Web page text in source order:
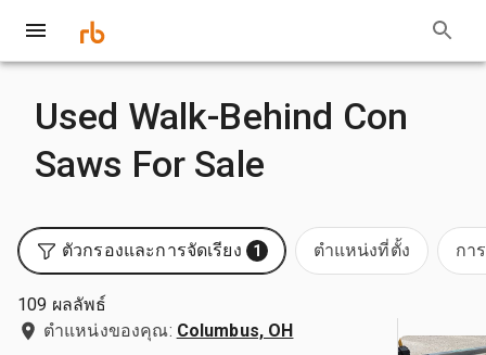
Used Walk-Behind Con
Saws For Sale
ตัวกรองและการจัดเรียง 1 ตำแหน่งที่ตั้ง กา
109 ผลลัพธ์
ตำแหน่งของคุณ: Columbus, OH